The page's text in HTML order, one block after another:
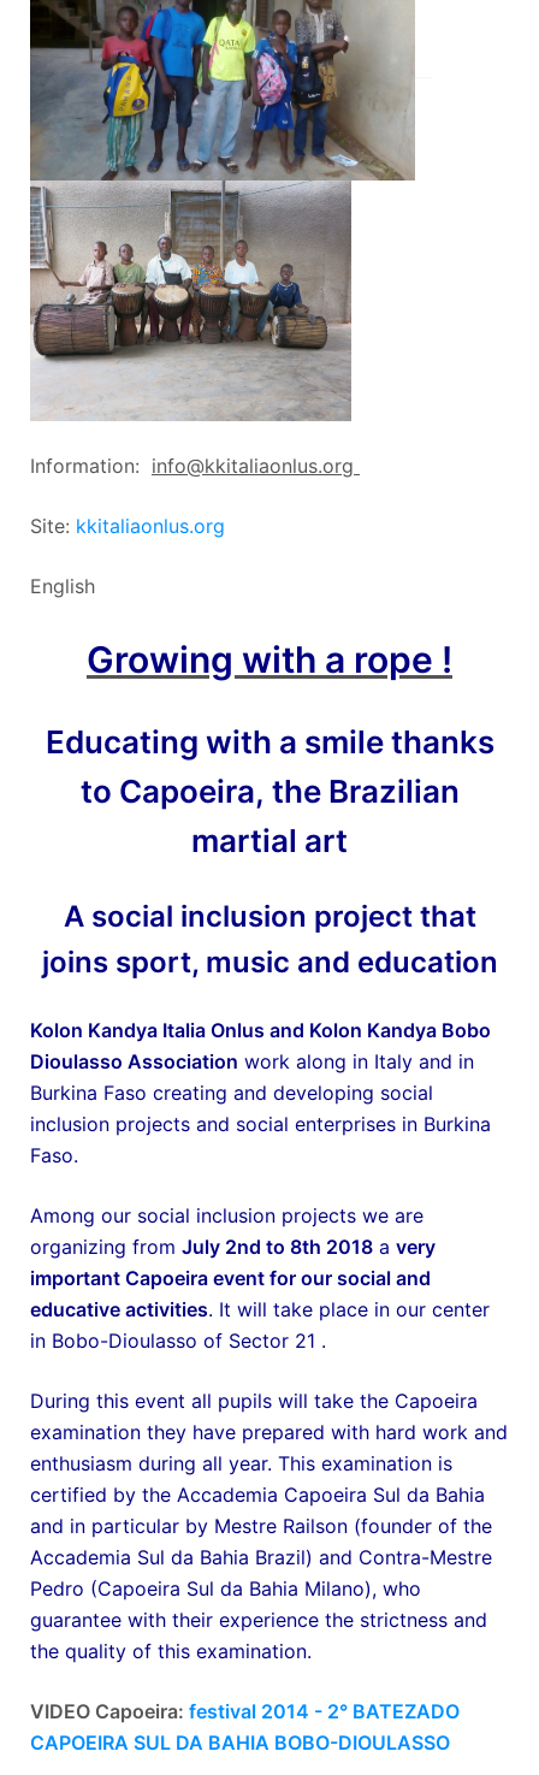
Information: info@kkitaliaonlus.org
Site: kkitaliaonlus.org
English
Growing with a rope !
Educating with a smile thanks
to Capoeira, the Brazilian
martial art
A social inclusion project that
joins sport, music and education
Kolon Kandya Italia Onlus and Kolon Kandya Bobo
Dioulasso Association work along in Italy and in
Burkina Faso creating and developing social
inclusion projects and social enterprises in Burkina
Faso.
Among our social inclusion projects we are
organizing from July 2nd to 8th 2018 a very
important Capoeira event for our social and
educative activities. It will take place in our center
in Bobo-Dioulasso of Sector 21 .
During this event all pupils will take the Capoeira
examination they have prepared with hard work and
enthusiasm during all year. This examination is
certified by the Accademia Capoeira Sul da Bahia
and in particular by Mestre Railson (founder of the
Accademia Sul da Bahia Brazil) and Contra-Mestre
Pedro (Capoeira Sul da Bahia Milano), who
guarantee with their experience the strictness and
the quality of this examination.
VIDEO Capoeira: festival 2014 - 2° BATEZADO
CAPOEIRA SUL DA BAHIA BOBO-DIOULASSO